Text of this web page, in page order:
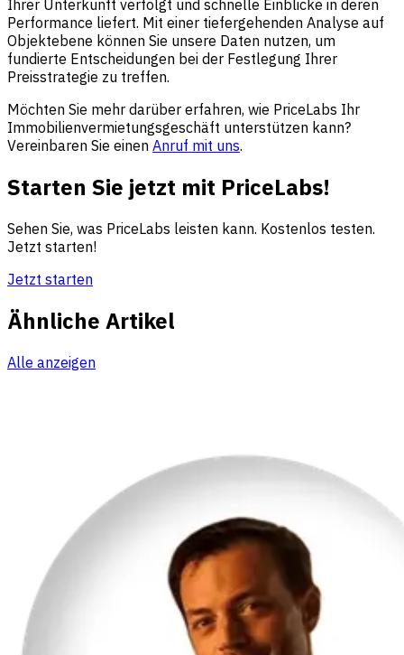
Ihrer Unterkunft verfolgt und schnelle Einblicke in deren
Performance liefert. Mit einer tiefergehenden Analyse auf
Objektebene können Sie unsere Daten nutzen, um
fundierte Entscheidungen bei der Festlegung Ihrer
Preisstrategie zu treffen.
Möchten Sie mehr darüber erfahren, wie PriceLabs Ihr
Immobilienvermietungsgeschäft unterstützen kann?
Vereinbaren Sie einen Anruf mit uns.
Starten Sie jetzt mit PriceLabs!
Sehen Sie, was PriceLabs leisten kann. Kostenlos testen.
Jetzt starten!
Jetzt starten
Ähnliche Artikel
Alle anzeigen